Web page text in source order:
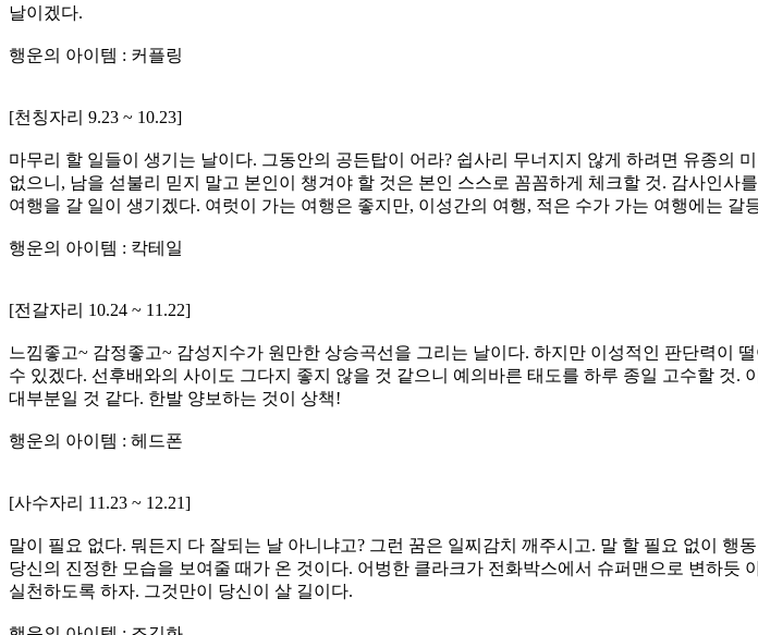
날이겠다.
행운의 아이템 : 커플링
[천칭자리 9.23 ~ 10.23]
마무리 할 일들이 생기는 날이다. 그동안의 공든탑이 어라? 쉽사리 무너지지 않게 하려면 유종의
없으니, 남을 섣불리 믿지 말고 본인이 챙겨야 할 것은 본인 스스로 꼼꼼하게 체크할 것. 감사인
여행을 갈 일이 생기겠다. 여럿이 가는 여행은 좋지만, 이성간의 여행, 적은 수가 가는 여행에는
행운의 아이템 : 칵테일
[전갈자리 10.24 ~ 11.22]
느낌좋고~ 감정좋고~ 감성지수가 원만한 상승곡선을 그리는 날이다. 하지만 이성적인 판단력이
수 있겠다. 선후배와의 사이도 그다지 좋지 않을 것 같으니 예의바른 태도를 하루 종일 고수할 것.
대부분일 것 같다. 한발 양보하는 것이 상책!
행운의 아이템 : 헤드폰
[사수자리 11.23 ~ 12.21]
말이 필요 없다. 뭐든지 다 잘되는 날 아니냐고? 그런 꿈은 일찌감치 깨주시고. 말 할 필요 없이
당신의 진정한 모습을 보여줄 때가 온 것이다. 어벙한 클라크가 전화박스에서 슈퍼맨으로 변하듯
실천하도록 하자. 그것만이 당신이 살 길이다.